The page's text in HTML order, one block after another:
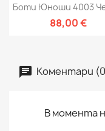
Боти Юноши 4003
88,00 €
Коментари
В момента